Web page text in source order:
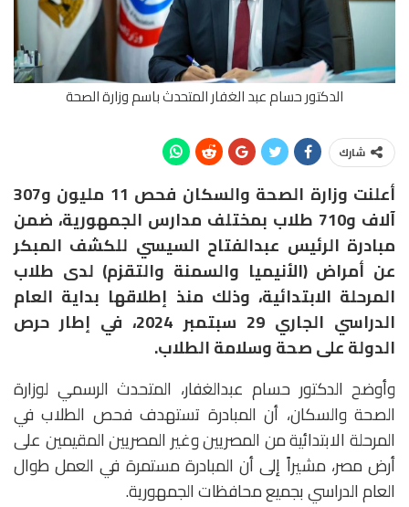
الدكتور حسام عبد الغفار المتحدث باسم وزارة الصحة
شارك
أعلنت وزارة الصحة والسكان فحص 11 مليون و307
آلاف و710 طلاب بمختلف مدارس الجمهورية، ضمن
مبادرة الرئيس عبدالفتاح السيسي للكشف المبكر
عن أمراض (الأنيميا والسمنة والتقزم) لدى طلاب
المرحلة الابتدائية، وذلك منذ إطلاقها بداية العام
الدراسي الجاري 29 سبتمبر 2024، في إطار حرص
الدولة على صحة وسلامة الطلاب.
وأوضح الدكتور حسام عبدالغفار، المتحدث الرسمي لوزارة
الصحة والسكان، أن المبادرة تستهدف فحص الطلاب في
المرحلة الابتدائية من المصريين وغير المصريين المقيمين على
أرض مصر، مشيراً إلى أن المبادرة مستمرة في العمل طوال
العام الدراسي بجميع محافظات الجمهورية.